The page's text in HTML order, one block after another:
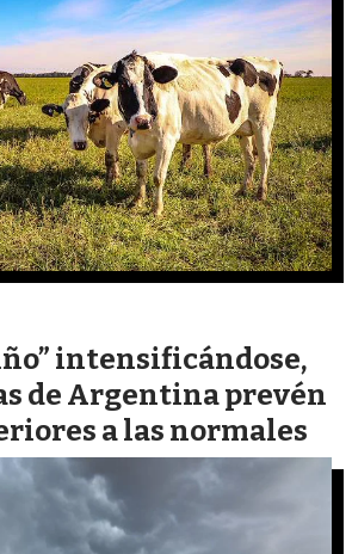
intensificándose,
de Argentina prevén
a las normales